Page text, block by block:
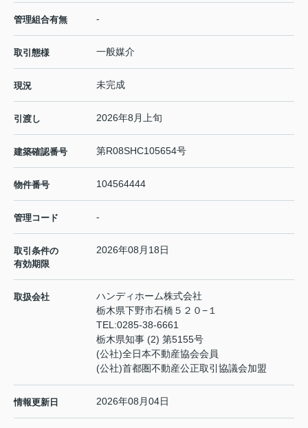
管理組合有無 -
取引態様 一般媒介
現況 未完成
引渡し 2026年8月上旬
建築確認番号 第R08SHC105654号
物件番号 104564444
管理コード -
取引条件の
有効期限
2026年08月18日
取扱会社
ハンディホーム株式会社
栃木県下野市石橋５２０−１
TEL:0285-38-6661
栃木県知事 (2) 第5155号
(公社)全日本不動産協会会員
(公社)首都圏不動産公正取引協議会加盟
情報更新日 2026年08月04日